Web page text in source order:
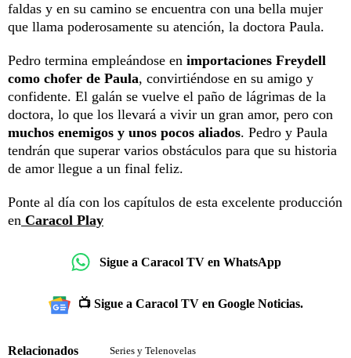
faldas y en su camino se encuentra con una bella mujer
que llama poderosamente su atención, la doctora Paula.
Pedro termina empleándose en importaciones Freydell
como chofer de Paula, convirtiéndose en su amigo y
confidente. El galán se vuelve el paño de lágrimas de la
doctora, lo que los llevará a vivir un gran amor, pero con
muchos enemigos y unos pocos aliados. Pedro y Paula
tendrán que superar varios obstáculos para que su historia
de amor llegue a un final feliz.
Ponte al día con los capítulos de esta excelente producción
en Caracol Play
Sigue a Caracol TV en WhatsApp
📺 Sigue a Caracol TV en Google Noticias.
Relacionados Series y Telenovelas